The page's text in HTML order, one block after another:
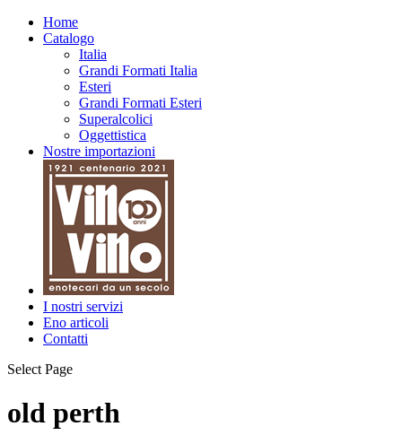
Home
Catalogo
Italia
Grandi Formati Italia
Esteri
Grandi Formati Esteri
Superalcolici
Oggettistica
Nostre importazioni
I nostri servizi
Eno articoli
Contatti
Select Page
old perth